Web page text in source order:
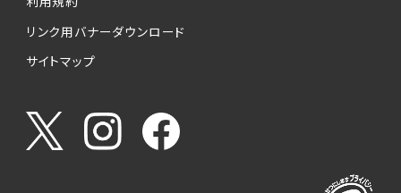
リンク用バナーダウンロード
サイトマップ